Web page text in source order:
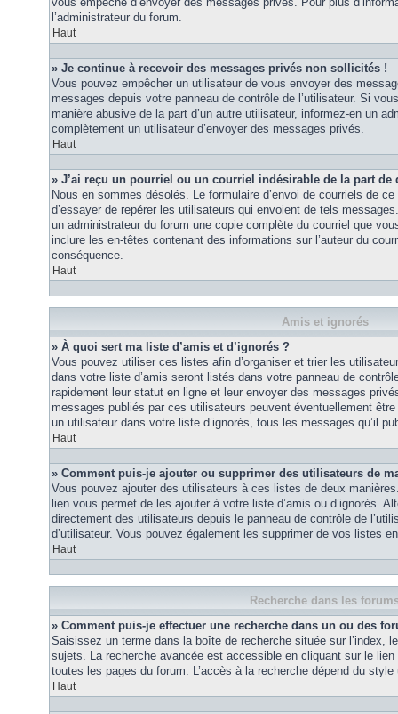
l’administrateur du forum.
Haut
» Je continue à recevoir des messages privés non sollicités !
Vous pouvez empêcher un utilisateur de vous envoyer des
messages depuis votre panneau de contrôle de l’utilisateur. Si
manière abusive de la part d’un autre utilisateur, informez-en un
complètement un utilisateur d’envoyer des messages privés.
Haut
» J’ai reçu un pourriel ou un courriel indésirable de la part de
Nous en sommes désolés. Le formulaire d’envoi de courriels de
d’essayer de repérer les utilisateurs qui envoient de tels
un administrateur du forum une copie complète du courriel que
inclure les en-têtes contenant des informations sur l’auteur du
conséquence.
Haut
Amis et ignorés
» À quoi sert ma liste d’amis et d’ignorés ?
Vous pouvez utiliser ces listes afin d’organiser et trier les
dans votre liste d’amis seront listés dans votre panneau de
rapidement leur statut en ligne et leur envoyer des messages
messages publiés par ces utilisateurs peuvent éventuellement
un utilisateur dans votre liste d’ignorés, tous les messages qu’il
Haut
» Comment puis-je ajouter ou supprimer des utilisateurs de
Vous pouvez ajouter des utilisateurs à ces listes de deux
lien vous permet de les ajouter à votre liste d’amis ou d’ignorés.
directement des utilisateurs depuis le panneau de contrôle de
d’utilisateur. Vous pouvez également les supprimer de vos listes
Haut
Recherche dans les
» Comment puis-je effectuer une recherche dans un ou des
Saisissez un terme dans la boîte de recherche située sur l’index,
sujets. La recherche avancée est accessible en cliquant sur le
toutes les pages du forum. L’accès à la recherche dépend du style
Haut